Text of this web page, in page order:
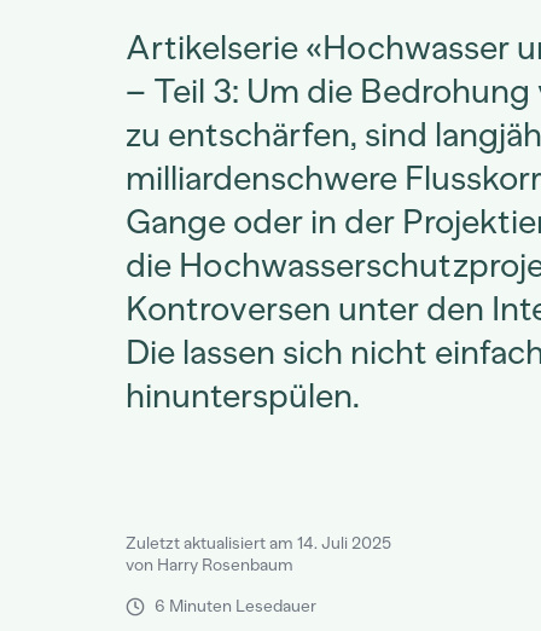
Artikelserie «Hochwasser
– Teil 3: Um die
zu entschärfen, sind
milliardenschwere
Gange oder in der
die
Kontroversen unter den
Die lassen sich nicht
hinunterspülen.
Zuletzt aktualisiert am 14. Juli 2025
von Harry Rosenbaum
6 Minuten Lesedauer